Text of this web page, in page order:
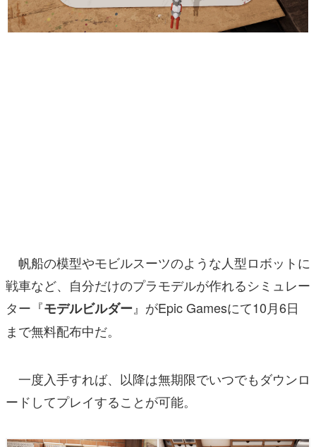
なんでゲームは面白い？
アプリレビュー
その他
電ファミニコゲーマーとは？
帆船の模型やモビルスーツのような人型ロボットに
戦車など、自分だけのプラモデルが作れるシミュレー
ター『モデルビルダー』がEpic Gamesにて10月6日
まで無料配布中だ。
一度入手すれば、以降は無期限でいつでもダウンロ
ードしてプレイすることが可能。